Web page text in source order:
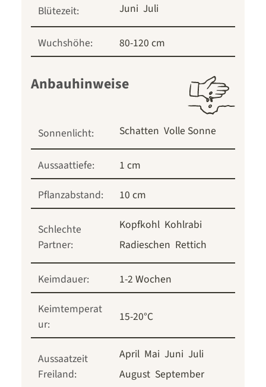
Blütezeit: Juni Juli
Wuchshöhe: 80-120 cm
Anbauhinweise
Sonnenlicht: Schatten Volle Sonne
Aussaattiefe:
1 cm
Pflanzabstand:
10 cm
Schlechte
Partner:
Kopfkohl Kohlrabi
Radieschen Rettich
Keimdauer:
1-2 Wochen
Keimtemperat
ur:
15-20°C
Aussaatzeit
Freiland:
April Mai Juni Juli
August September